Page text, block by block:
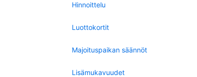
Hinnoittelu
Luottokortit
Majoituspaikan säännöt
Lisämukavuudet